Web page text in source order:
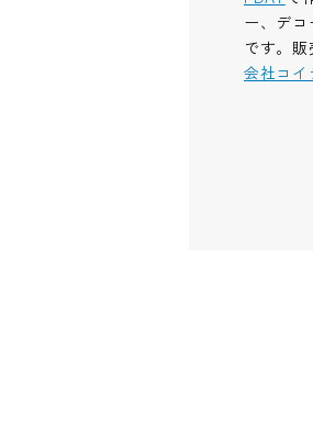
ー、デコ
です。
会社コイ